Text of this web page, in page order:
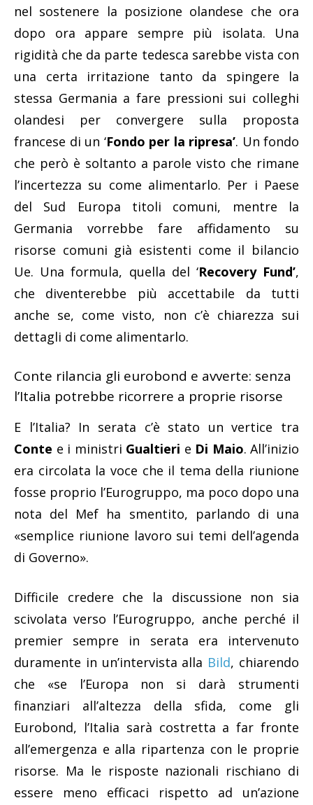
nel sostenere la posizione olandese che ora
dopo ora appare sempre più isolata. Una
rigidità che da parte tedesca sarebbe vista con
una certa irritazione tanto da spingere la
stessa Germania a fare pressioni sui colleghi
olandesi per convergere sulla proposta
francese di un ‘Fondo per la ripresa’. Un fondo
che però è soltanto a parole visto che rimane
l’incertezza su come alimentarlo. Per i Paese
del Sud Europa titoli comuni, mentre la
Germania vorrebbe fare affidamento su
risorse comuni già esistenti come il bilancio
Ue. Una formula, quella del ‘Recovery Fund’,
che diventerebbe più accettabile da tutti
anche se, come visto, non c’è chiarezza sui
dettagli di come alimentarlo.
Conte rilancia gli eurobond e avverte: senza
l’Italia potrebbe ricorrere a proprie risorse
E l’Italia? In serata c’è stato un vertice tra
Conte e i ministri Gualtieri e Di Maio. All’inizio
era circolata la voce che il tema della riunione
fosse proprio l’Eurogruppo, ma poco dopo una
nota del Mef ha smentito, parlando di una
«semplice riunione lavoro sui temi dell’agenda
di Governo».
Difficile credere che la discussione non sia
scivolata verso l’Eurogruppo, anche perché il
premier sempre in serata era intervenuto
duramente in un’intervista alla Bild, chiarendo
che «se l’Europa non si darà strumenti
finanziari all’altezza della sfida, come gli
Eurobond, l’Italia sarà costretta a far fronte
all’emergenza e alla ripartenza con le proprie
risorse. Ma le risposte nazionali rischiano di
essere meno efficaci rispetto ad un’azione